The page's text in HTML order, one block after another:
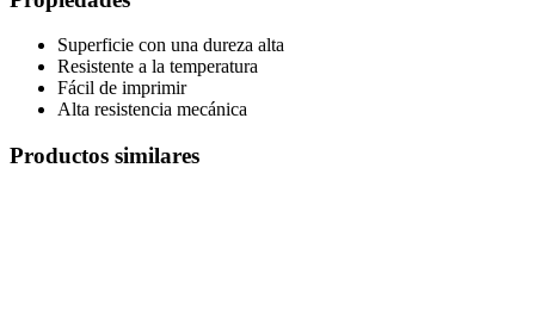
Superficie con una dureza alta
Resistente a la temperatura
Fácil de imprimir
Alta resistencia mecánica
Productos similares